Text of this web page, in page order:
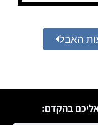
האבל
בהקדם: